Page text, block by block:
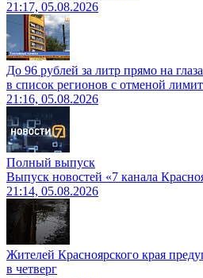
21:17, 05.08.2026
До 96 рублей за литр прямо на
в список регионов с отменой
21:16, 05.08.2026
Полный выпуск
Выпуск новостей «7 канала
21:14, 05.08.2026
Жителей Красноярского края
в четверг